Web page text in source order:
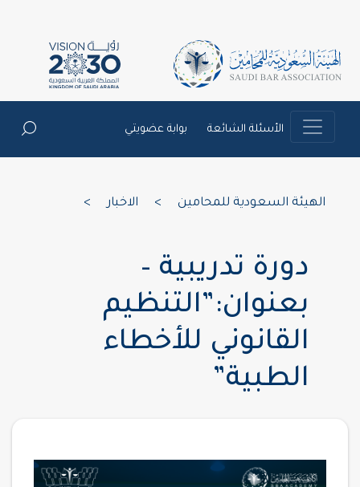
الأسئلة الشائعة بوابة عضويتي
الهيئة السعودية للمحامين الاخبار
دورة تدريبية –
بعنوان:”التنظيم
القانوني للأخطاء
الطبية”